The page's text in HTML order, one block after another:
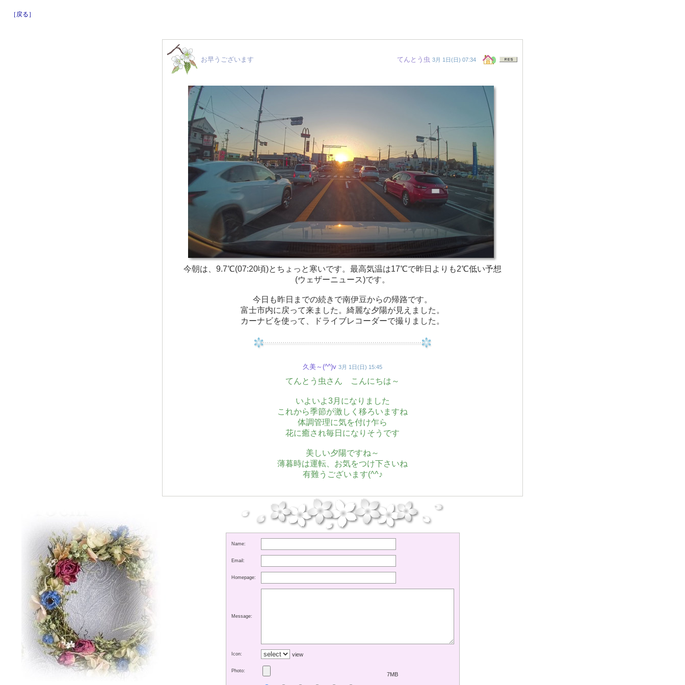
［戻る］
お早うございます てんとう虫 3月 1日(日) 07:34
今朝は、9.7℃(07:20頃)とちょっと寒いです。最高気温は17℃で昨日よりも2℃低い予想
(ウェザーニュース)です。
今日も昨日までの続きで南伊豆からの帰路です。
富士市内に戻って来ました。綺麗な夕陽が見えました。
カーナビを使って、ドライブレコーダーで撮りました。
久美～(^^)v 3月 1日(日) 15:45
てんとう虫さん こんにちは～
いよいよ3月になりました
これから季節が激しく移ろいますね
体調管理に気を付け乍ら
花に癒され毎日になりそうです
美しい夕陽ですね～
薄暮時は運転、お気をつけ下さいね
有難うございます(^^♪
Name:
Email:
Homepage:
Message:
Icon: view
Photo:
7MB